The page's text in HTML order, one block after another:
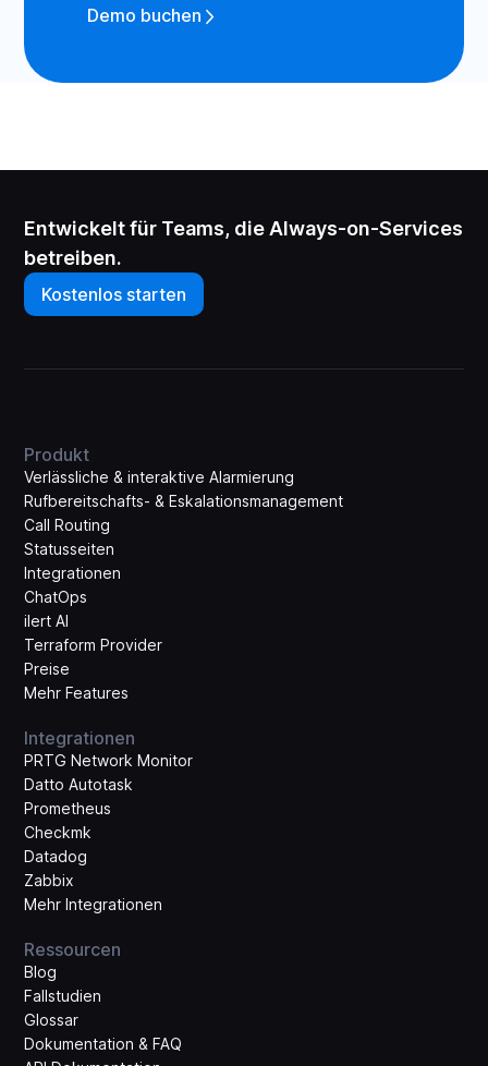
Demo buchen
Entwickelt für Teams, die Always-on-Services
betreiben.
Kostenlos starten
Produkt
Verlässliche & interaktive Alarmierung
Rufbereitschafts- & Eskalations­management
Call Routing
Statusseiten
Integrationen
ChatOps
ilert AI
Terraform Provider
Preise
Mehr Features
Integrationen
PRTG Network Monitor
Datto Autotask
Prometheus
Checkmk
Datadog
Zabbix
Mehr Integrationen
Ressourcen
Blog
Fallstudien
Glossar
Dokumentation & FAQ